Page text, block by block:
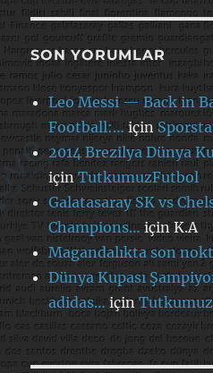
SON YORUMLAR
Leo Messi — Back in
Football:…için
2014 Brezilya Dünya
içinTutkumuzFutbol
Galatasaray SK vs
Champions…içinK.A
Magandalıkta son
Dünya Kupası
adidas…için